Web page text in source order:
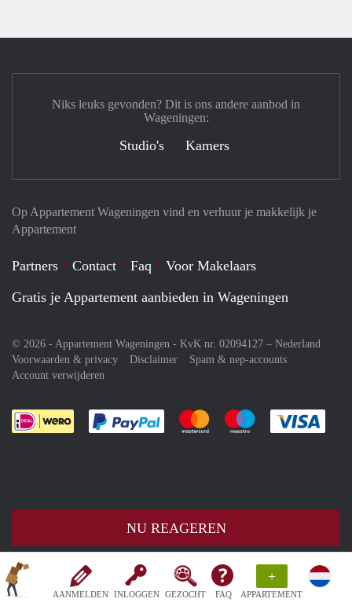
AANMELDEN INLOGGEN GEZOCHT FAQ
+
APPARTEMENT
NU REAGEREN
Op Appartement Wageningen vind en verhuur je makkelijk je
Appartement
Partners Contact Faq
Voor Makelaars
Gratis je Appartement aanbieden in Wageningen
© 2026 - Appartement Wageningen - KvK nr. 02094127 – Nederland
Voorwaarden & privacy
Disclaimer
Spam & nep-accounts
Account verwijderen
Je rekent gemakkelijk af met Paypal
Je rekent gemakkelijk af met
Je rekent
Niks leuks gevonden? Dit is ons andere aanbod in
Wageningen:
Studio's Kamers